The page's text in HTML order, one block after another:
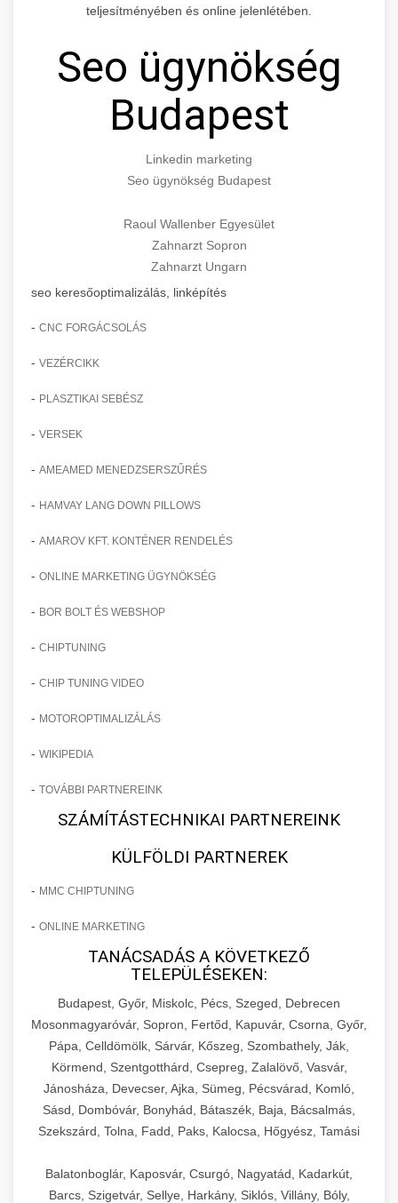
teljesítményében és online jelenlétében.
Seo ügynökség
Budapest
Linkedin marketing
Seo ügynökség Budapest
Raoul Wallenber Egyesület
Zahnarzt Sopron
Zahnarzt Ungarn
seo keresőoptimalizálás, linképítés
- CNC FORGÁCSOLÁS
- VEZÉRCIKK
- PLASZTIKAI SEBÉSZ
- VERSEK
- AMEAMED MENEDZSERSZŰRÉS
- HAMVAY LANG DOWN PILLOWS
- AMAROV KFT. KONTÉNER RENDELÉS
- ONLINE MARKETING ÜGYNÖKSÉG
- BOR BOLT ÉS WEBSHOP
- CHIPTUNING
- CHIP TUNING VIDEO
- MOTOROPTIMALIZÁLÁS
- WIKIPEDIA
- TOVÁBBI PARTNEREINK
SZÁMÍTÁSTECHNIKAI PARTNEREINK
KÜLFÖLDI PARTNEREK
- MMC CHIPTUNING
- ONLINE MARKETING
TANÁCSADÁS A KÖVETKEZŐ
TELEPÜLÉSEKEN:
Budapest, Győr, Miskolc, Pécs, Szeged, Debrecen
Mosonmagyaróvár, Sopron, Fertőd, Kapuvár, Csorna, Győr,
Pápa, Celldömölk, Sárvár, Kőszeg, Szombathely, Ják,
Körmend, Szentgotthárd, Csepreg, Zalalövő, Vasvár,
Jánosháza, Devecser, Ajka, Sümeg, Pécsvárad, Komló,
Sásd, Dombóvár, Bonyhád, Bátaszék, Baja, Bácsalmás,
Szekszárd, Tolna, Fadd, Paks, Kalocsa, Hőgyész, Tamási
Balatonboglár, Kaposvár, Csurgó, Nagyatád, Kadarkút,
Barcs, Szigetvár, Sellye, Harkány, Siklós, Villány, Bóly,